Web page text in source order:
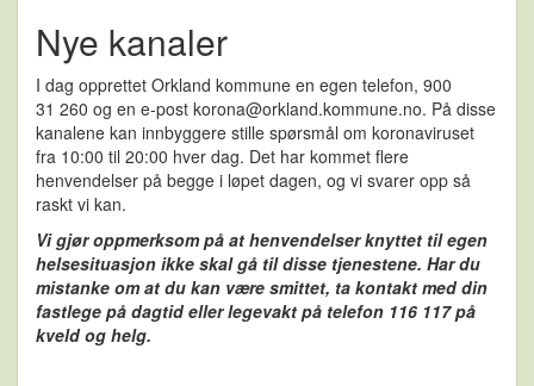
Nye kanaler
I dag opprettet Orkland kommune en egen telefon, 900
31 260 og en e-post korona@orkland.kommune.no. På disse
kanalene kan innbyggere stille spørsmål om koronaviruset
fra 10:00 til 20:00 hver dag. Det har kommet flere
henvendelser på begge i løpet dagen, og vi svarer opp så
raskt vi kan.
Vi gjør oppmerksom på at henvendelser knyttet til egen
helsesituasjon ikke skal gå til disse tjenestene. Har du
mistanke om at du kan være smittet, ta kontakt med din
fastlege på dagtid eller legevakt på telefon 116 117 på
kveld og helg.